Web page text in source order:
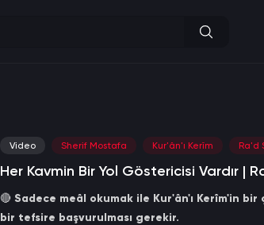
Video Sherif Mostafa Kur'ân'ı Kerîm Ra'd
Her Kavmin Bir Yol Göstericisi Vardır |
🔴 Sadece meâl okumak ile Kur'ân'ı Kerîm'in
bir tefsire başvurulması gerekir.